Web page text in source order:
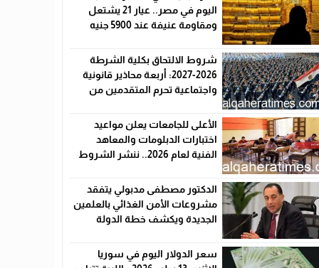
اليوم في مصر.. عيار 21 يشتعل
ومقاومة عنيفة عند 5900 جنيه
شروط الالتحاق بكلية الشرطة
2026-2027: أربعة محاذير قانونية
واجتماعية تحرم المتقدمين من
الأعلى للجامعات يعلن مواعيد
اختبارات الدبلومات والمعاهد
الفنية لعام 2026.. ننشر الشروط
الدكتور مصطفى مدبولي يتفقد
مشروعات الأمن الغذائي بالعلمين
الجديدة ويكشف خطة الدولة
سعر الدولار اليوم في سوريا